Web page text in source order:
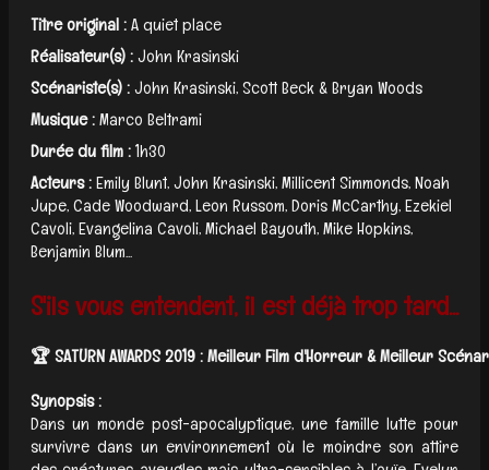
Titre original :A quiet place
Réalisateur(s) :John Krasinski
Scénariste(s) :John Krasinski, Scott Beck & Bryan Woods
Musique :Marco Beltrami
Durée du film :1h30
Acteurs :Emily Blunt, John Krasinski, Millicent Simmonds, Noah
Jupe, Cade Woodward, Leon Russom, Doris McCarthy, Ezekiel
Cavoli, Evangelina Cavoli, Michael Bayouth, Mike Hopkins,
Benjamin Blum...
S'ils vous entendent, il est déjà trop tard...
🏆 SATURN AWARDS 2019 : Meilleur Film d'Horreur & Meilleur
Synopsis :
Dans un monde post-apocalyptique, une famille lutte pour
survivre dans un environnement où le moindre son attire